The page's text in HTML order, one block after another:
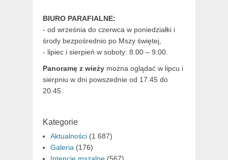
BIURO PARAFIALNE:
- od września do czerwca w poniedziałki i
środy bezpośrednio po Mszy świętej,
- lipiec i sierpień w soboty: 8.00 – 9.00.
Panoramę z wieży można oglądać w lipcu i
sierpniu w dni powszednie od 17.45 do
20.45.
Kategorie
Aktualności (1 687)
Galeria (176)
Intencje mszalne (567)